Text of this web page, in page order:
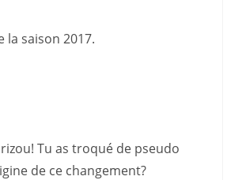
la saison 2017.
Tu as troqué de pseudo
de ce changement?